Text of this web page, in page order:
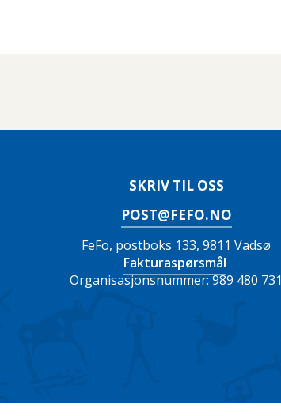
SKRIV TIL OSS
POST@FEFO.NO
FeFo, postboks 133, 9811 Vadsø
Fakturaspørsmål
Organisasjonsnummer: 989 480 731